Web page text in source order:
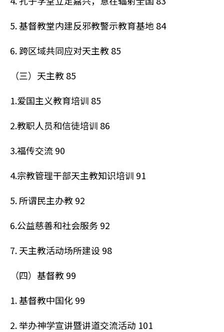
5. 基督教堂内建反邪教警示教育基地 84
6. 跨区域共同应对天主教 85
（三）天主教 85
1.爱国主义教育培训 85
2.教职人员和信徒培训 86
3.福传交流 90
4.宗教管理干部天主教知识培训 91
5. 所谓民主办教 92
6.公益慈善和社会服务 92
7. 天主教活动场所建设 98
（四）基督教 99
1. 基督教中国化 99
2. 举办神学宣讲暨讲道交流活动 101